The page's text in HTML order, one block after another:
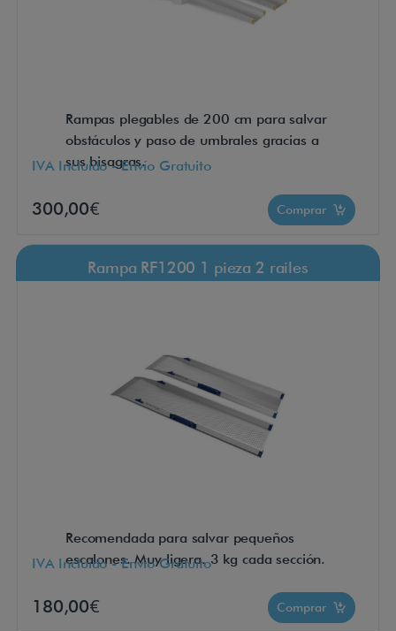
Rampas plegables de 200 cm para salvar
obstáculos y paso de umbrales gracias a
sus bisagras.
IVA Incluido - Envío Gratuito
300,00€ Comprar
Rampa RF1200 1 pieza 2 railes
Recomendada para salvar pequeños
escalones. Muy ligera. 3 kg cada sección.
IVA Incluido - Envío Gratuito
180,00€ Comprar